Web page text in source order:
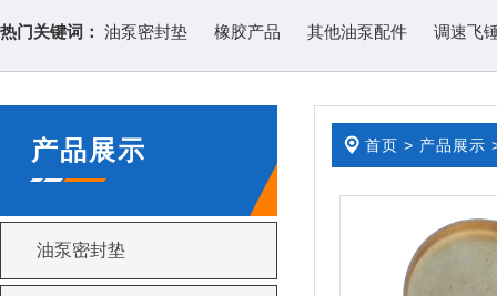
热门关键词： 油泵密封垫 橡胶产品 其他油泵配件 调速飞
产品展示
油泵密封垫
首页 > 产品展示